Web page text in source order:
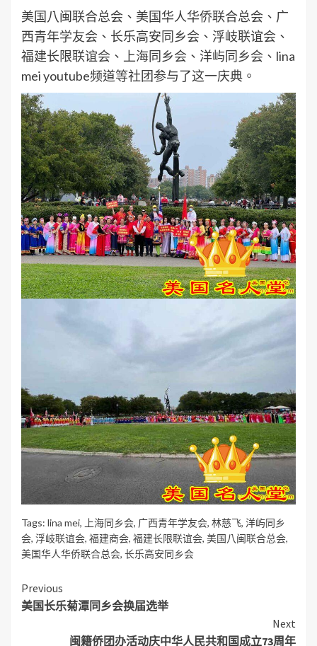
美国八闽联合总会、美国华人华侨联合总会、广
西青年学友会、长乐高安同乡会、浮岐联谊会、
福建长限联谊会、上海同乡会、洋屿同乡会、lina
mei youtube频道等社团参与了这一庆典。
Tags: lina mei, 上海同乡会, 广西青年学友会, 林慈飞, 洋屿同乡
会, 浮岐联谊会, 福建商会, 福建长限联谊会, 美国八闽联合总会,
美国华人华侨联合总会, 长乐高安同乡会
Continue
Reading
Previous
美国长乐菊潭同乡会换届选举
Next
闽籍侨团办活动庆中华人民共和国成立73周年